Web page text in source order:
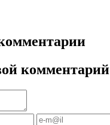
комментарий